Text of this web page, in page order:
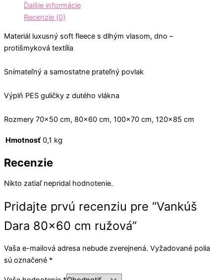
Ďalšie informácie
Recenzie (0)
Materiál luxusný soft fleece s dlhým vlasom, dno –
protišmyková textília
Snímateľný a samostatne prateľný povlak
Výplň PES guličky z dutého vlákna
Rozmery 70×50 cm, 80×60 cm, 100×70 cm, 120×85 cm
Hmotnosť 0,1 kg
Recenzie
Nikto zatiaľ nepridal hodnotenie.
Pridajte prvú recenziu pre “Vankúš
Dara 80×60 cm ružová”
Vaša e-mailová adresa nebude zverejnená. Vyžadované polia
sú označené *